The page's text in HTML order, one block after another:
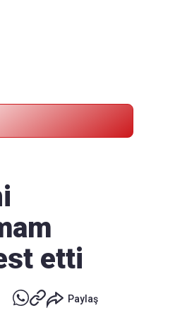
etti
Paylaş